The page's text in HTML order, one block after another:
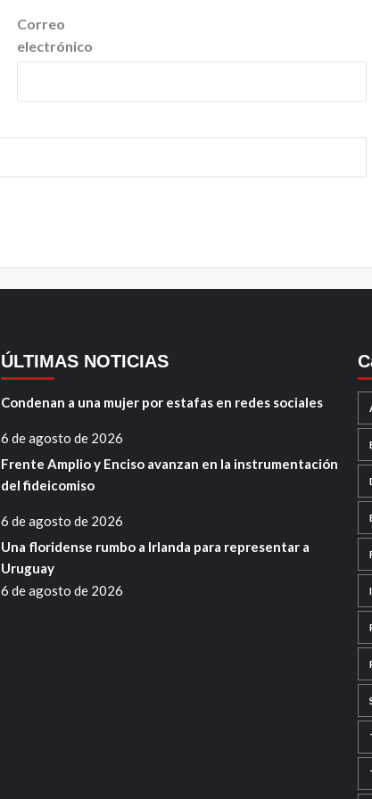
Correo
electrónico
ÚLTIMAS NOTICIAS
Condenan a una mujer por estafas en redes sociales
6 de agosto de 2026
Frente Amplio y Enciso avanzan en la instrumentación
del fideicomiso
6 de agosto de 2026
Una floridense rumbo a Irlanda para representar a
Uruguay
6 de agosto de 2026